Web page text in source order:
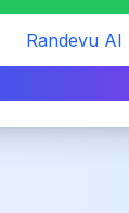
Randevu Al